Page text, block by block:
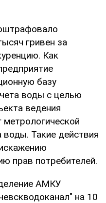
гривен за
Как
базу
воды с целью
ведения
метрологической
воды. Такие действия
прав потребителей.
АМКУ
на 10